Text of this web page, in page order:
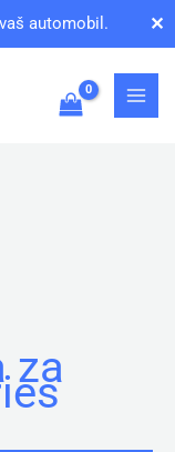
automobil. ✕
za